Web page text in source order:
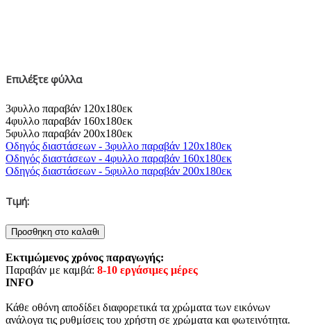
Επιλέξτε φύλλα
3φυλλο παραβάν 120x180εκ
4φυλλο παραβάν 160x180εκ
5φυλλο παραβάν 200x180εκ
Οδηγός διαστάσεων - 3φυλλο παραβάν 120x180εκ
Οδηγός διαστάσεων - 4φυλλο παραβάν 160x180εκ
Οδηγός διαστάσεων - 5φυλλο παραβάν 200x180εκ
Τιμή:
Εκτιμώμενος χρόνος παραγωγής:
Παραβάν με καμβά: 8-10 εργάσιμες μέρες
INFO
Κάθε οθόνη αποδίδει διαφορετικά τα χρώματα των εικόνων
ανάλογα τις ρυθμίσεις του χρήστη σε χρώματα και φωτεινότητα.